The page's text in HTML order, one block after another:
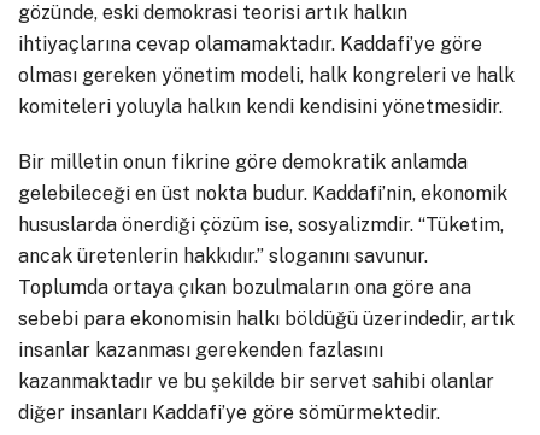
gözünde, eski demokrasi teorisi artık halkın
ihtiyaçlarına cevap olamamaktadır. Kaddafi’ye göre
olması gereken yönetim modeli, halk kongreleri ve halk
komiteleri yoluyla halkın kendi kendisini yönetmesidir.
Bir milletin onun fikrine göre demokratik anlamda
gelebileceği en üst nokta budur. Kaddafi’nin, ekonomik
hususlarda önerdiği çözüm ise, sosyalizmdir. “Tüketim,
ancak üretenlerin hakkıdır.” sloganını savunur.
Toplumda ortaya çıkan bozulmaların ona göre ana
sebebi para ekonomisin halkı böldüğü üzerindedir, artık
insanlar kazanması gerekenden fazlasını
kazanmaktadır ve bu şekilde bir servet sahibi olanlar
diğer insanları Kaddafi’ye göre sömürmektedir.